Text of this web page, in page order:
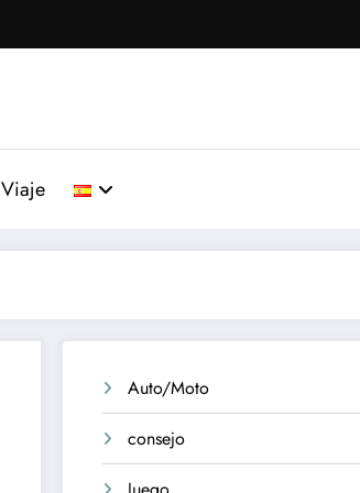
Viaje
Auto/Moto
consejo